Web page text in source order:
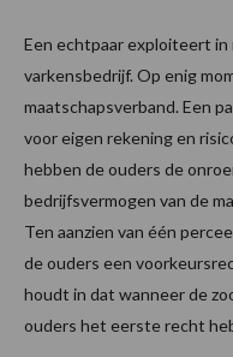
Een echtpaar exploiteert in
varkensbedrijf. Op enig
maatschapsverband. Een
voor eigen rekening en
hebben de ouders de
bedrijfsvermogen van de
Ten aanzien van één
de ouders een
houdt in dat wanneer de
ouders het eerste recht